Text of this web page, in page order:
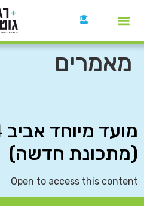
מאמרים
(מתכונת חדשה)
Open to access this content